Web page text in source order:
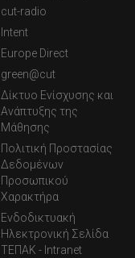
cut-radio
Intent
Europe Direct
green@cut
Δίκτυο Ενίσχυσης και
Ανάπτυξης της
Μάθησης
Πολιτική Προστασίας
Δεδομένων
Προσωπικού
Χαρακτήρα
Ενδοδικτυακή
Ηλεκτρονική Σελίδα
ΤΕΠΑΚ - Intranet